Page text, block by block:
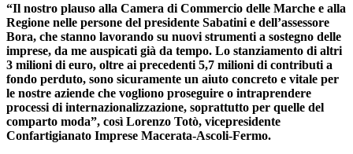
“Il nostro plauso alla Camera di Commercio delle Marche e alla
Regione nelle persone del presidente Sabatini e dell’assessore
Bora, che stanno lavorando su nuovi strumenti a sostegno delle
imprese, da me auspicati già da tempo. Lo stanziamento di altri
3 milioni di euro, oltre ai precedenti 5,7 milioni di contributi a
fondo perduto, sono sicuramente un aiuto concreto e vitale per
le nostre aziende che vogliono proseguire o intraprendere
processi di internazionalizzazione, soprattutto per quelle del
comparto moda”, così Lorenzo Totò, vicepresidente
Confartigianato Imprese Macerata-Ascoli-Fermo.